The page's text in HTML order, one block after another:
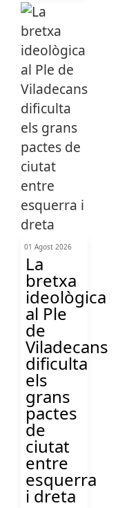
01 Agost 2026
La
bretxa
ideològica
al Ple
de
Viladecans
dificulta
els
grans
pactes
de
ciutat
entre
esquerra
i dreta